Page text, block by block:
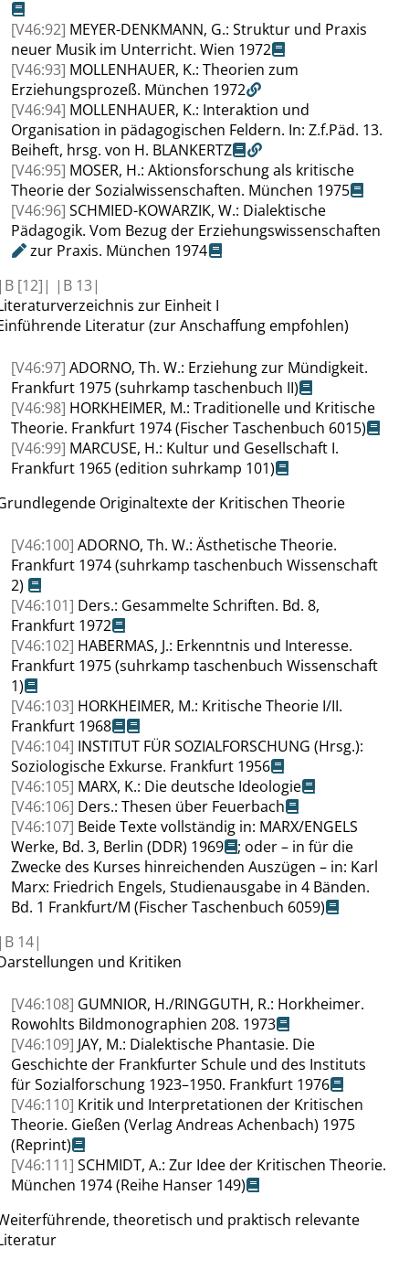
[V46:92] MEYER-DENKMANN, G.: Struktur und Praxis
neuer Musik im Unterricht. Wien 1972
[V46:93] MOLLENHAUER, K.: Theorien zum
Erziehungsprozeß. München 1972
[V46:94] MOLLENHAUER, K.: Interaktion und
Organisation in pädagogischen Feldern. In: Z.f.Päd. 13.
Beiheft, hrsg. von H. BLANKERTZ
[V46:95] MOSER, H.: Aktionsforschung als kritische
Theorie der Sozialwissenschaften. München 1975
[V46:96] SCHMIED-KOWARZIK, W.: Dialektische
Pädagogik. Vom Bezug der Erziehungswissenschaften
zur Praxis. München 1974
B[12]| | B13|
zur Einheit I
Literatur (zur Anschaffung empfohlen)
[V46:97] ADORNO, Th. W.: Erziehung zur Mündigkeit.
Frankfurt 1975 (suhrkamp taschenbuch II)
[V46:98] HORKHEIMER, M.: Traditionelle und Kritische
Theorie. Frankfurt 1974 (Fischer Taschenbuch 6015)
[V46:99] MARCUSE, H.: Kultur und Gesellschaft I.
Frankfurt 1965 (edition suhrkamp 101)
Originaltexteder Kritischen Theorie
[V46:100] ADORNO, Th. W.: Ästhetische Theorie.
Frankfurt 1974 (suhrkamp taschenbuch Wissenschaft
2)
[V46:101] Ders.: Gesammelte Schriften. Bd. 8,
Frankfurt 1972
[V46:102] HABERMAS, J.: Erkenntnis und Interesse.
Frankfurt 1975 (suhrkamp taschenbuch Wissenschaft
1)
[V46:103] HORKHEIMER, M.: Kritische Theorie I/II.
Frankfurt 1968
[V46:104] INSTITUT FÜR SOZIALFORSCHUNG (Hrsg.):
Soziologische Exkurse. Frankfurt 1956
[V46:105] MARX, K.: Die deutsche Ideologie
[V46:106] Ders.: Thesen über Feuerbach
[V46:107] Beide Texte vollständig in: MARX/ENGELS
Werke, Bd. 3, Berlin (DDR) 1969
; oder – in für die
Zwecke des Kurses hinreichenden Auszügen – in: Karl
Marx: Friedrich Engels, Studienausgabe in 4 Bänden.
Bd. 1 Frankfurt/M (Fischer Taschenbuch 6059)
B14|
und Kritiken
[V46:108] GUMNIOR, H./RINGGUTH, R.: Horkheimer.
Rowohlts Bildmonographien 208. 1973
[V46:109] JAY, M.: Dialektische Phantasie. Die
Geschichte der Frankfurter Schule und des Instituts
für Sozialforschung 1923–1950. Frankfurt 1976
[V46:110] Kritik und Interpretationen der Kritischen
Theorie. Gießen (Verlag Andreas Achenbach) 1975
(Reprint)
[V46:111] SCHMIDT, A.: Zur Idee der Kritischen Theorie.
München 1974 (Reihe Hanser 149)
theoretisch und praktisch relevante